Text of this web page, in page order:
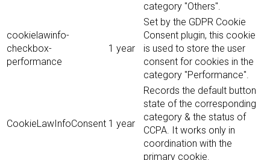
category "Others".
cookielawinfo-
checkbox-
performance
1 year
Set by the GDPR Cookie
Consent plugin, this cookie
is used to store the user
consent for cookies in the
category "Performance".
CookieLawInfoConsent 1 year
Records the default button
state of the corresponding
category & the status of
CCPA. It works only in
coordination with the
primary cookie.